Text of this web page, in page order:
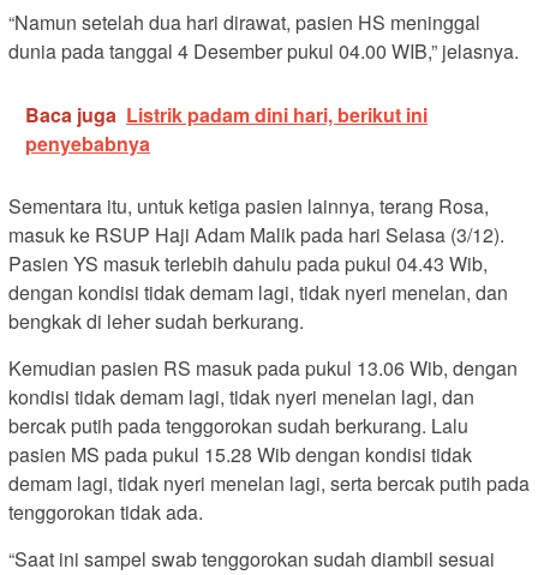
“Namun setelah dua hari dirawat, pasien HS meninggal
dunia pada tanggal 4 Desember pukul 04.00 WIB,” jelasnya.
Baca juga Listrik padam dini hari, berikut ini
penyebabnya
Sementara itu, untuk ketiga pasien lainnya, terang Rosa,
masuk ke RSUP Haji Adam Malik pada hari Selasa (3/12).
Pasien YS masuk terlebih dahulu pada pukul 04.43 Wib,
dengan kondisi tidak demam lagi, tidak nyeri menelan, dan
bengkak di leher sudah berkurang.
Kemudian pasien RS masuk pada pukul 13.06 Wib, dengan
kondisi tidak demam lagi, tidak nyeri menelan lagi, dan
bercak putih pada tenggorokan sudah berkurang. Lalu
pasien MS pada pukul 15.28 Wib dengan kondisi tidak
demam lagi, tidak nyeri menelan lagi, serta bercak putih pada
tenggorokan tidak ada.
“Saat ini sampel swab tenggorokan sudah diambil sesuai